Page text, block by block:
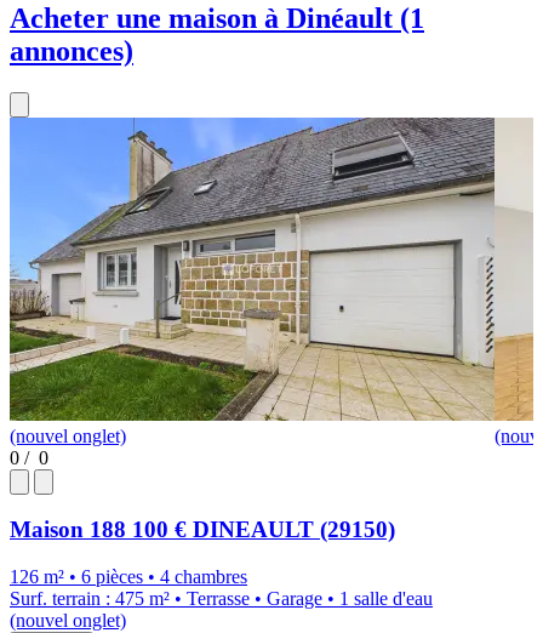
Acheter une maison à Dinéault (1
annonces)
(nouvel onglet)
0 / 0
Maison 188 100 € DINEAULT (29150)
126 m² • 6 pièces • 4 chambres
Surf. terrain : 475 m² • Terrasse • Garage • 1 salle d'eau
(nouvel onglet)